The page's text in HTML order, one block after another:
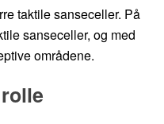
taktile sanseceller. På
sanseceller, og med
områdene.